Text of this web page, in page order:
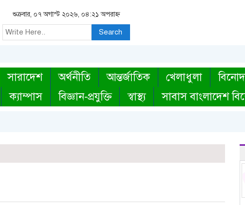
শুক্রবার, ০৭ অগাস্ট ২০২৬, ০৪:২১ অপরাহ্ন
Search
সারাদেশ অর্থনীতি আন্তর্জাতিক খেলাধুলা
ক্যাম্পাস বিজ্ঞান-প্রযুক্তি স্বাস্থ্য সাবাস বাংলাদেশ